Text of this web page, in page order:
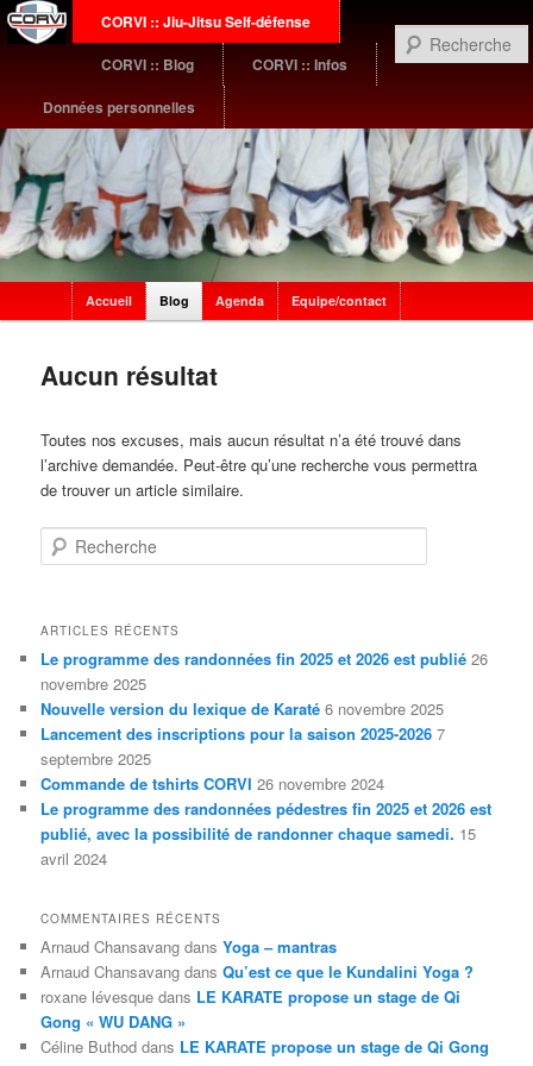
Menu
principal
Aller
contenu
principal
Aller
contenu
secondaire
CORVI :: Jiu-Jitsu Self-défense
CORVI :: Blog
CORVI :: Infos
Données personnelles
menu
Accueil Blog Agenda Equipe/contact
Aucun résultat
Toutes nos excuses, mais aucun résultat n’a été trouvé dans
l’archive demandée. Peut-être qu’une recherche vous permettra
de trouver un article similaire.
Recherche
ARTICLES RÉCENTS
Le programme des randonnées fin 2025 et 2026 est publié 26
novembre 2025
Nouvelle version du lexique de Karaté 6 novembre 2025
Lancement des inscriptions pour la saison 2025-2026 7
septembre 2025
Commande de tshirts CORVI 26 novembre 2024
Le programme des randonnées pédestres fin 2025 et 2026 est
publié, avec la possibilité de randonner chaque samedi. 15
avril 2024
COMMENTAIRES RÉCENTS
Arnaud Chansavang dansYoga – mantras
Arnaud Chansavang dansQu’est ce que le Kundalini Yoga ?
roxane lévesque dans LE KARATE propose un stage de Qi
Gong « WU DANG »
Céline Buthod dans LE KARATE propose un stage de Qi Gong